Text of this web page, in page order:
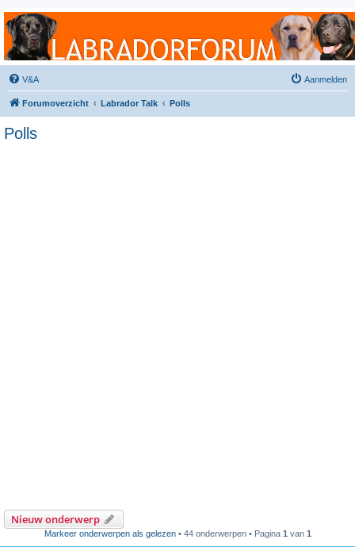
Labradorforum
Het gezelligste Labradorforum van Nederland en België!
V&A Aanmelden
Forumoverzicht Labrador Talk Polls
Polls
Nieuw onderwerp
Markeer onderwerpen als gelezen• 44 onderwerpen • Pagina 1 van 1